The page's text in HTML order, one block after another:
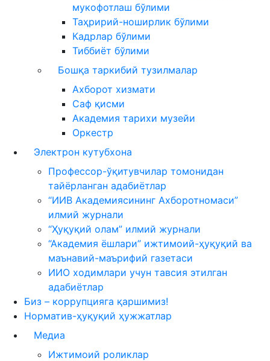
мукофотлаш бўлими
Таҳририй-ноширлик бўлими
Кадрлар бўлими
Тиббиёт бўлими
Бошқа таркибий тузилмалар
Ахборот хизмати
Саф қисми
Академия тарихи музейи
Оркестр
Электрон кутубхона
Профессор-ўқитувчилар томонидан
тайёрланган адабиётлар
“ИИВ Академиясининг Ахборотномаси”
илмий журнали
“Ҳуқуқий олам” илмий журнали
“Академия ёшлари” ижтимоий-ҳуқуқий ва
маънавий-маърифий газетаси
ИИО ходимлари учун тавсия этилган
адабиётлар
Биз – коррупцияга қаршимиз!
Норматив-ҳуқуқий ҳужжатлар
Медиа
Ижтимоий роликлар